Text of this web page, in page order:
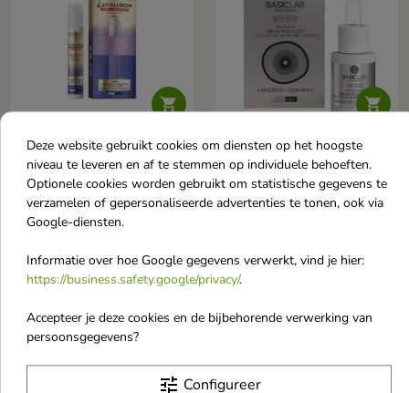
de ogen. De
cosmetica
heeft een
verhelderende,
verstevigende,
en liftende
het eerste
effecten

Eveline BioHyaluron 3x
Retinol Anti-
rimpelsysteem Roll-on
onder ogen en
Een unieke
formule van 6
verschillende
soorten
hyaluronzuur
€ 6,87€ 7,80

BasicLab Esteticus
Peptide Eye Serum met
Argireline 10%
€ 22,00
favorite_border
Deze website gebruikt cookies om diensten op het hoogste
niveau te leveren en af te stemmen op individuele behoeften.
Optionele cookies worden gebruikt om statistische gegevens te
verzamelen of gepersonaliseerde advertenties te tonen, ook via
Google-diensten.
Informatie over hoe Google gegevens verwerkt, vind je hier:
https://business.safety.google/privacy/.
Accepteer je deze cookies en de bijbehorende verwerking van
persoonsgegevens?
tune Configureer